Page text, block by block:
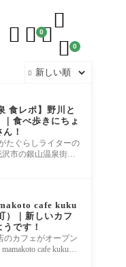
  0

 0

食レポ】野川と
｜食べ歩きにちょ
！
たぐらしライターの
市の銀山温泉街に
んに行ってきまし
cafe kuku
）｜新しいカフ
です！
のカフェがオープン
cafe kukupo
は「mamakoto cafe